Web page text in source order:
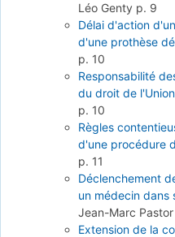
Léo Genty p. 9
Délai d'action
d'une prothèse
p. 10
Responsabilité
du droit de l'Union
p. 10
Règles
d'une procédure
p. 11
Déclenchement
un médecin dans
Jean-Marc Pastor
Extension de la